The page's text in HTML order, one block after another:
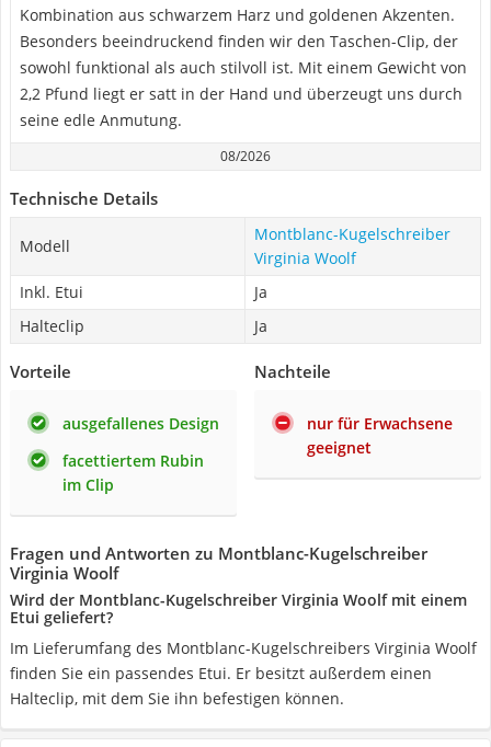
Kombination aus schwarzem Harz und goldenen Akzenten.
Besonders beeindruckend finden wir den Taschen-Clip, der
sowohl funktional als auch stilvoll ist. Mit einem Gewicht von
2,2 Pfund liegt er satt in der Hand und überzeugt uns durch
seine edle Anmutung.
08/2026
Technische Details
Modell
Montblanc-Kugelschreiber
Virginia Woolf
Inkl. Etui
Ja
Halteclip
Ja
Vorteile
ausgefallenes Design
facettiertem Rubin
im Clip
Nachteile
nur für Erwachsene
geeignet
Fragen und Antworten zu Montblanc-Kugelschreiber
Virginia Woolf
Wird der Montblanc-Kugelschreiber Virginia Woolf mit einem
Etui geliefert?
Im Lieferumfang des Montblanc-Kugelschreibers Virginia Woolf
finden Sie ein passendes Etui. Er besitzt außerdem einen
Halteclip, mit dem Sie ihn befestigen können.